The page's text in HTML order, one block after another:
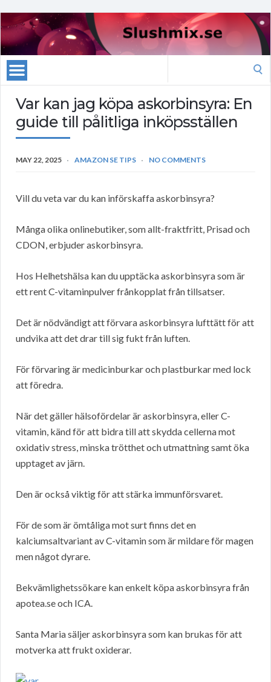
Var kan jag köpa askorbinsyra: En
guide till pålitliga inköpsställen
MAY 22, 2025 AMAZON SE TIPS NO COMMENTS
Vill du veta var du kan införskaffa askorbinsyra?
Många olika onlinebutiker, som allt-fraktfritt, Prisad och
CDON, erbjuder askorbinsyra.
Hos Helhetshälsa kan du upptäcka askorbinsyra som är
ett rent C-vitaminpulver frånkopplat från tillsatser.
Det är nödvändigt att förvara askorbinsyra lufttätt för att
undvika att det drar till sig fukt från luften.
För förvaring är medicinburkar och plastburkar med lock
att föredra.
När det gäller hälsofördelar är askorbinsyra, eller C-
vitamin, känd för att bidra till att skydda cellerna mot
oxidativ stress, minska trötthet och utmattning samt öka
upptaget av järn.
Den är också viktig för att stärka immunförsvaret.
För de som är ömtåliga mot surt finns det en
kalciumsaltvariant av C-vitamin som är mildare för magen
men något dyrare.
Bekvämlighetssökare kan enkelt köpa askorbinsyra från
apotea.se och ICA.
Santa Maria säljer askorbinsyra som kan brukas för att
motverka att frukt oxiderar.